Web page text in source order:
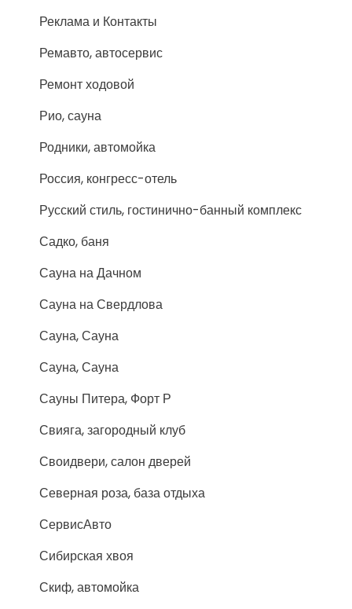
Реклама и Контакты
Ремавто, автосервис
Ремонт ходовой
Рио, сауна
Родники, автомойка
Россия, конгресс-отель
Русский стиль, гостинично-банный комплекс
Садко, баня
Сауна на Дачном
Сауна на Свердлова
Сауна, Сауна
Сауна, Сауна
Сауны Питера, Форт Р
Свияга, загородный клуб
Своидвери, салон дверей
Северная роза, база отдыха
СервисАвто
Сибирская хвоя
Скиф, автомойка